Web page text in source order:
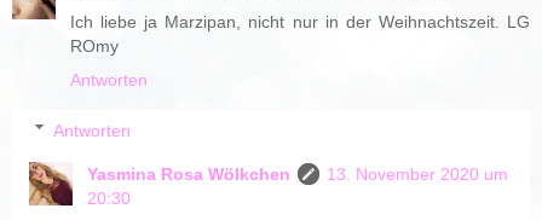
Ich liebe ja Marzipan, nicht nur in der Weihnachtszeit. LG
ROmy
Antworten
Antworten
Yasmina Rosa Wölkchen
13. November 2020 um
20:30